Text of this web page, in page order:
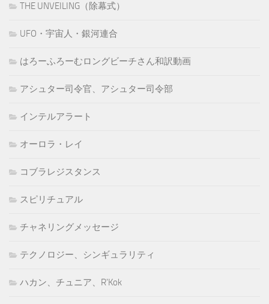
THE UNVEILING（除幕式）
UFO・宇宙人・銀河連合
はろーふろーむロングビーチさん和訳動画
アシュター司令官、アシュター司令部
インテルアラート
オーロラ・レイ
コブラレジスタンス
スピリチュアル
チャネリングメッセージ
テクノロジー、シンギュラリティ
ハカン、チュニア、R'Kok